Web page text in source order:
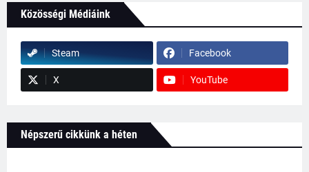
Közösségi Médiáink
Steam Facebook
X YouTube
Népszerű cikkünk a héten